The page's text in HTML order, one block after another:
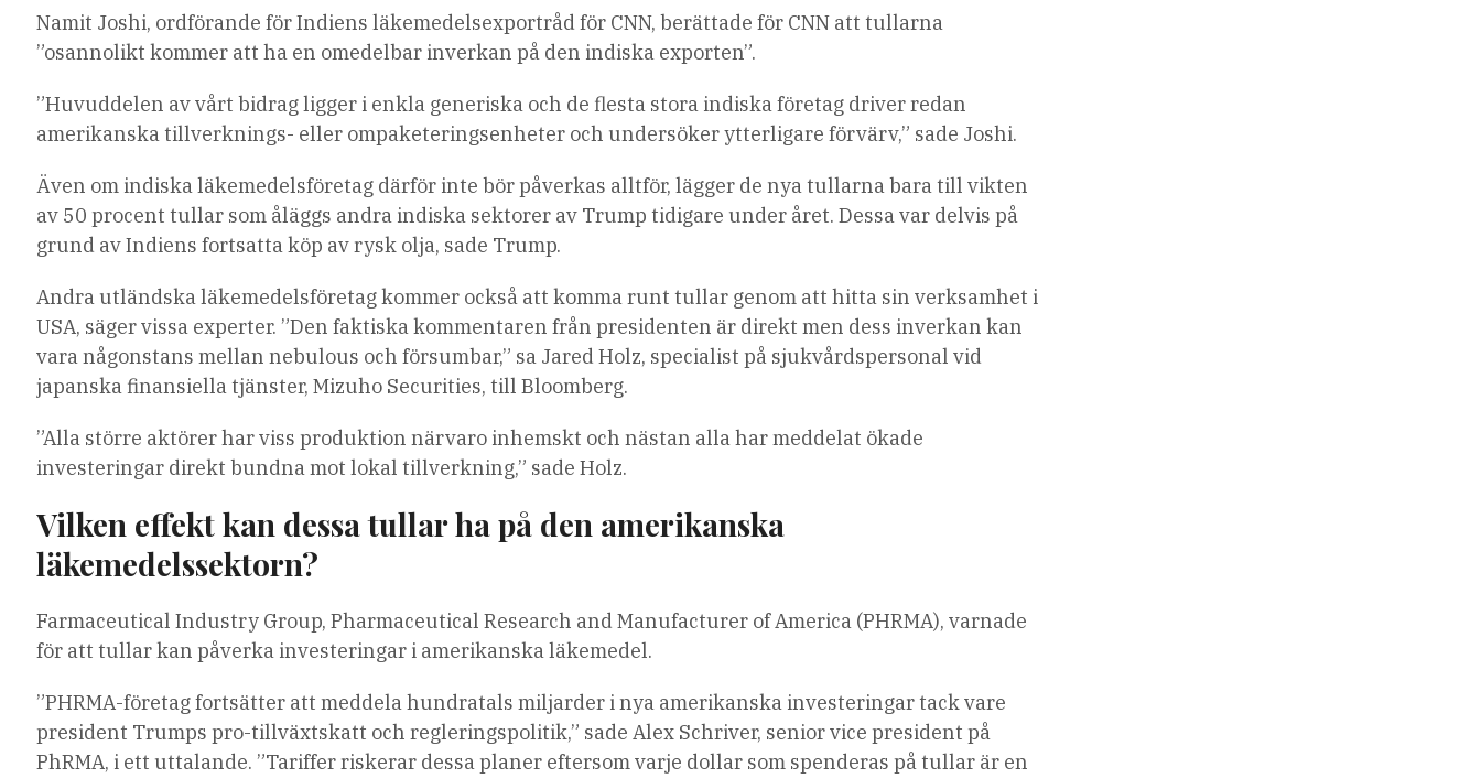
Namit Joshi, ordförande för Indiens läkemedelsexportråd för CNN, berättade för CNN att tullarna
”osannolikt kommer att ha en omedelbar inverkan på den indiska exporten”.
”Huvuddelen av vårt bidrag ligger i enkla generiska och de flesta stora indiska företag driver redan
amerikanska tillverknings- eller ompaketeringsenheter och undersöker ytterligare förvärv,” sade Joshi.
Även om indiska läkemedelsföretag därför inte bör påverkas alltför, lägger de nya tullarna bara till vikten
av 50 procent tullar som åläggs andra indiska sektorer av Trump tidigare under året. Dessa var delvis på
grund av Indiens fortsatta köp av rysk olja, sade Trump.
Andra utländska läkemedelsföretag kommer också att komma runt tullar genom att hitta sin verksamhet i
USA, säger vissa experter. ”Den faktiska kommentaren från presidenten är direkt men dess inverkan kan
vara någonstans mellan nebulous och försumbar,” sa Jared Holz, specialist på sjukvårdspersonal vid
japanska finansiella tjänster, Mizuho Securities, till Bloomberg.
”Alla större aktörer har viss produktion närvaro inhemskt och nästan alla har meddelat ökade
investeringar direkt bundna mot lokal tillverkning,” sade Holz.
Vilken effekt kan dessa tullar ha på den amerikanska
läkemedelssektorn?
Farmaceutical Industry Group, Pharmaceutical Research and Manufacturer of America (PHRMA), varnade
för att tullar kan påverka investeringar i amerikanska läkemedel.
”PHRMA-företag fortsätter att meddela hundratals miljarder i nya amerikanska investeringar tack vare
president Trumps pro-tillväxtskatt och regleringspolitik,” sade Alex Schriver, senior vice president på
PhRMA, i ett uttalande. ”Tariffer riskerar dessa planer eftersom varje dollar som spenderas på tullar är en